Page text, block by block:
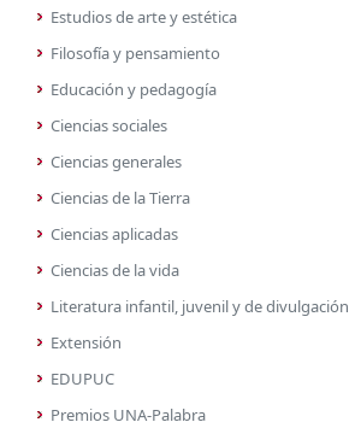
Estudios de arte y estética
Filosofía y pensamiento
Educación y pedagogía
Ciencias sociales
Ciencias generales
Ciencias de la Tierra
Ciencias aplicadas
Ciencias de la vida
Literatura infantil, juvenil y de divulgación
Extensión
EDUPUC
Premios UNA-Palabra